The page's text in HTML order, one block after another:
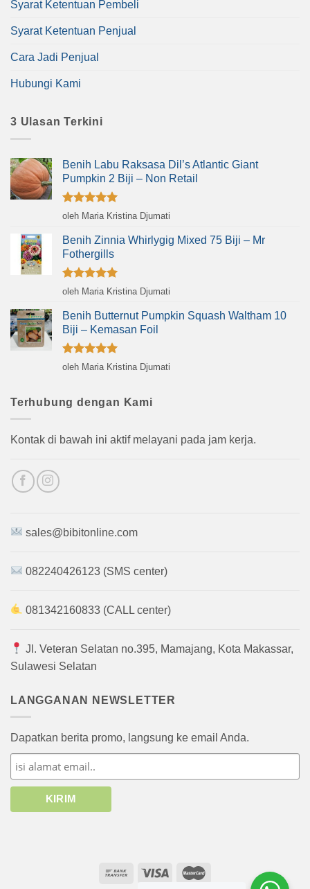
Syarat Ketentuan Pembeli
Syarat Ketentuan Penjual
Cara Jadi Penjual
Hubungi Kami
3 Ulasan Terkini
Benih Labu Raksasa Dil’s Atlantic Giant
Pumpkin 2 Biji – Non Retail
Dinilai5
oleh Maria Kristina Djumati
Benih Zinnia Whirlygig Mixed 75 Biji – Mr
Fothergills
Dinilai5
oleh Maria Kristina Djumati
Benih Butternut Pumpkin Squash Waltham 10
Biji – Kemasan Foil
Dinilai5
oleh Maria Kristina Djumati
Terhubung dengan Kami
Kontak di bawah ini aktif melayani pada jam kerja.
sales@bibitonline.com
082240426123 (SMS center)
081342160833 (CALL center)
Jl. Veteran Selatan no.395, Mamajang, Kota Makassar,
Sulawesi Selatan
LANGGANAN NEWSLETTER
Dapatkan berita promo, langsung ke email Anda.